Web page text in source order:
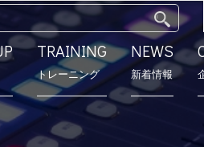
ム
TRAINING
トレーニング
NEWS
新着情報